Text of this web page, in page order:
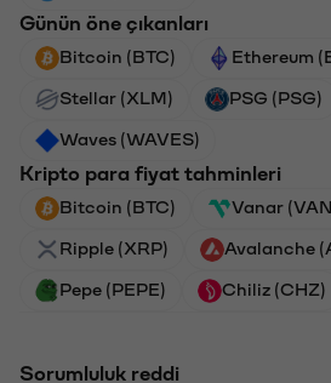
Günün öne çıkanları
Bitcoin (BTC) Ethereum
Stellar (XLM) PSG (PSG)
Waves (WAVES)
Kripto para fiyat tahminleri
Bitcoin (BTC) Vanar
Ripple (XRP) Avalanche
Pepe (PEPE) Chiliz (CHZ)
Sorumluluk reddi